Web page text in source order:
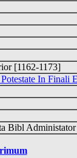
[1162-1173]
In Finali
Bibl